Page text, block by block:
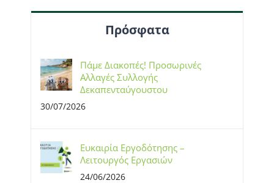
Πρόσφατα
Πάμε Διακοπές! Προσωρινές
Αλλαγές Συλλογής
Δεκαπενταύγουστου
30/07/2026
Ευκαιρία Εργοδότησης –
Λειτουργός Εργασιών
24/06/2026